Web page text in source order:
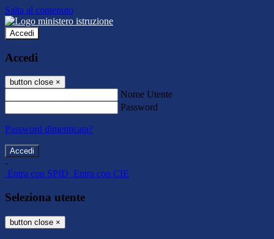
Salta al contenuto
Accedi
Accedi
button close ×
Nome Utente
Password
Password dimenticata?
-
Entra con SPID Entra con CIE
Seleziona utente
button close ×